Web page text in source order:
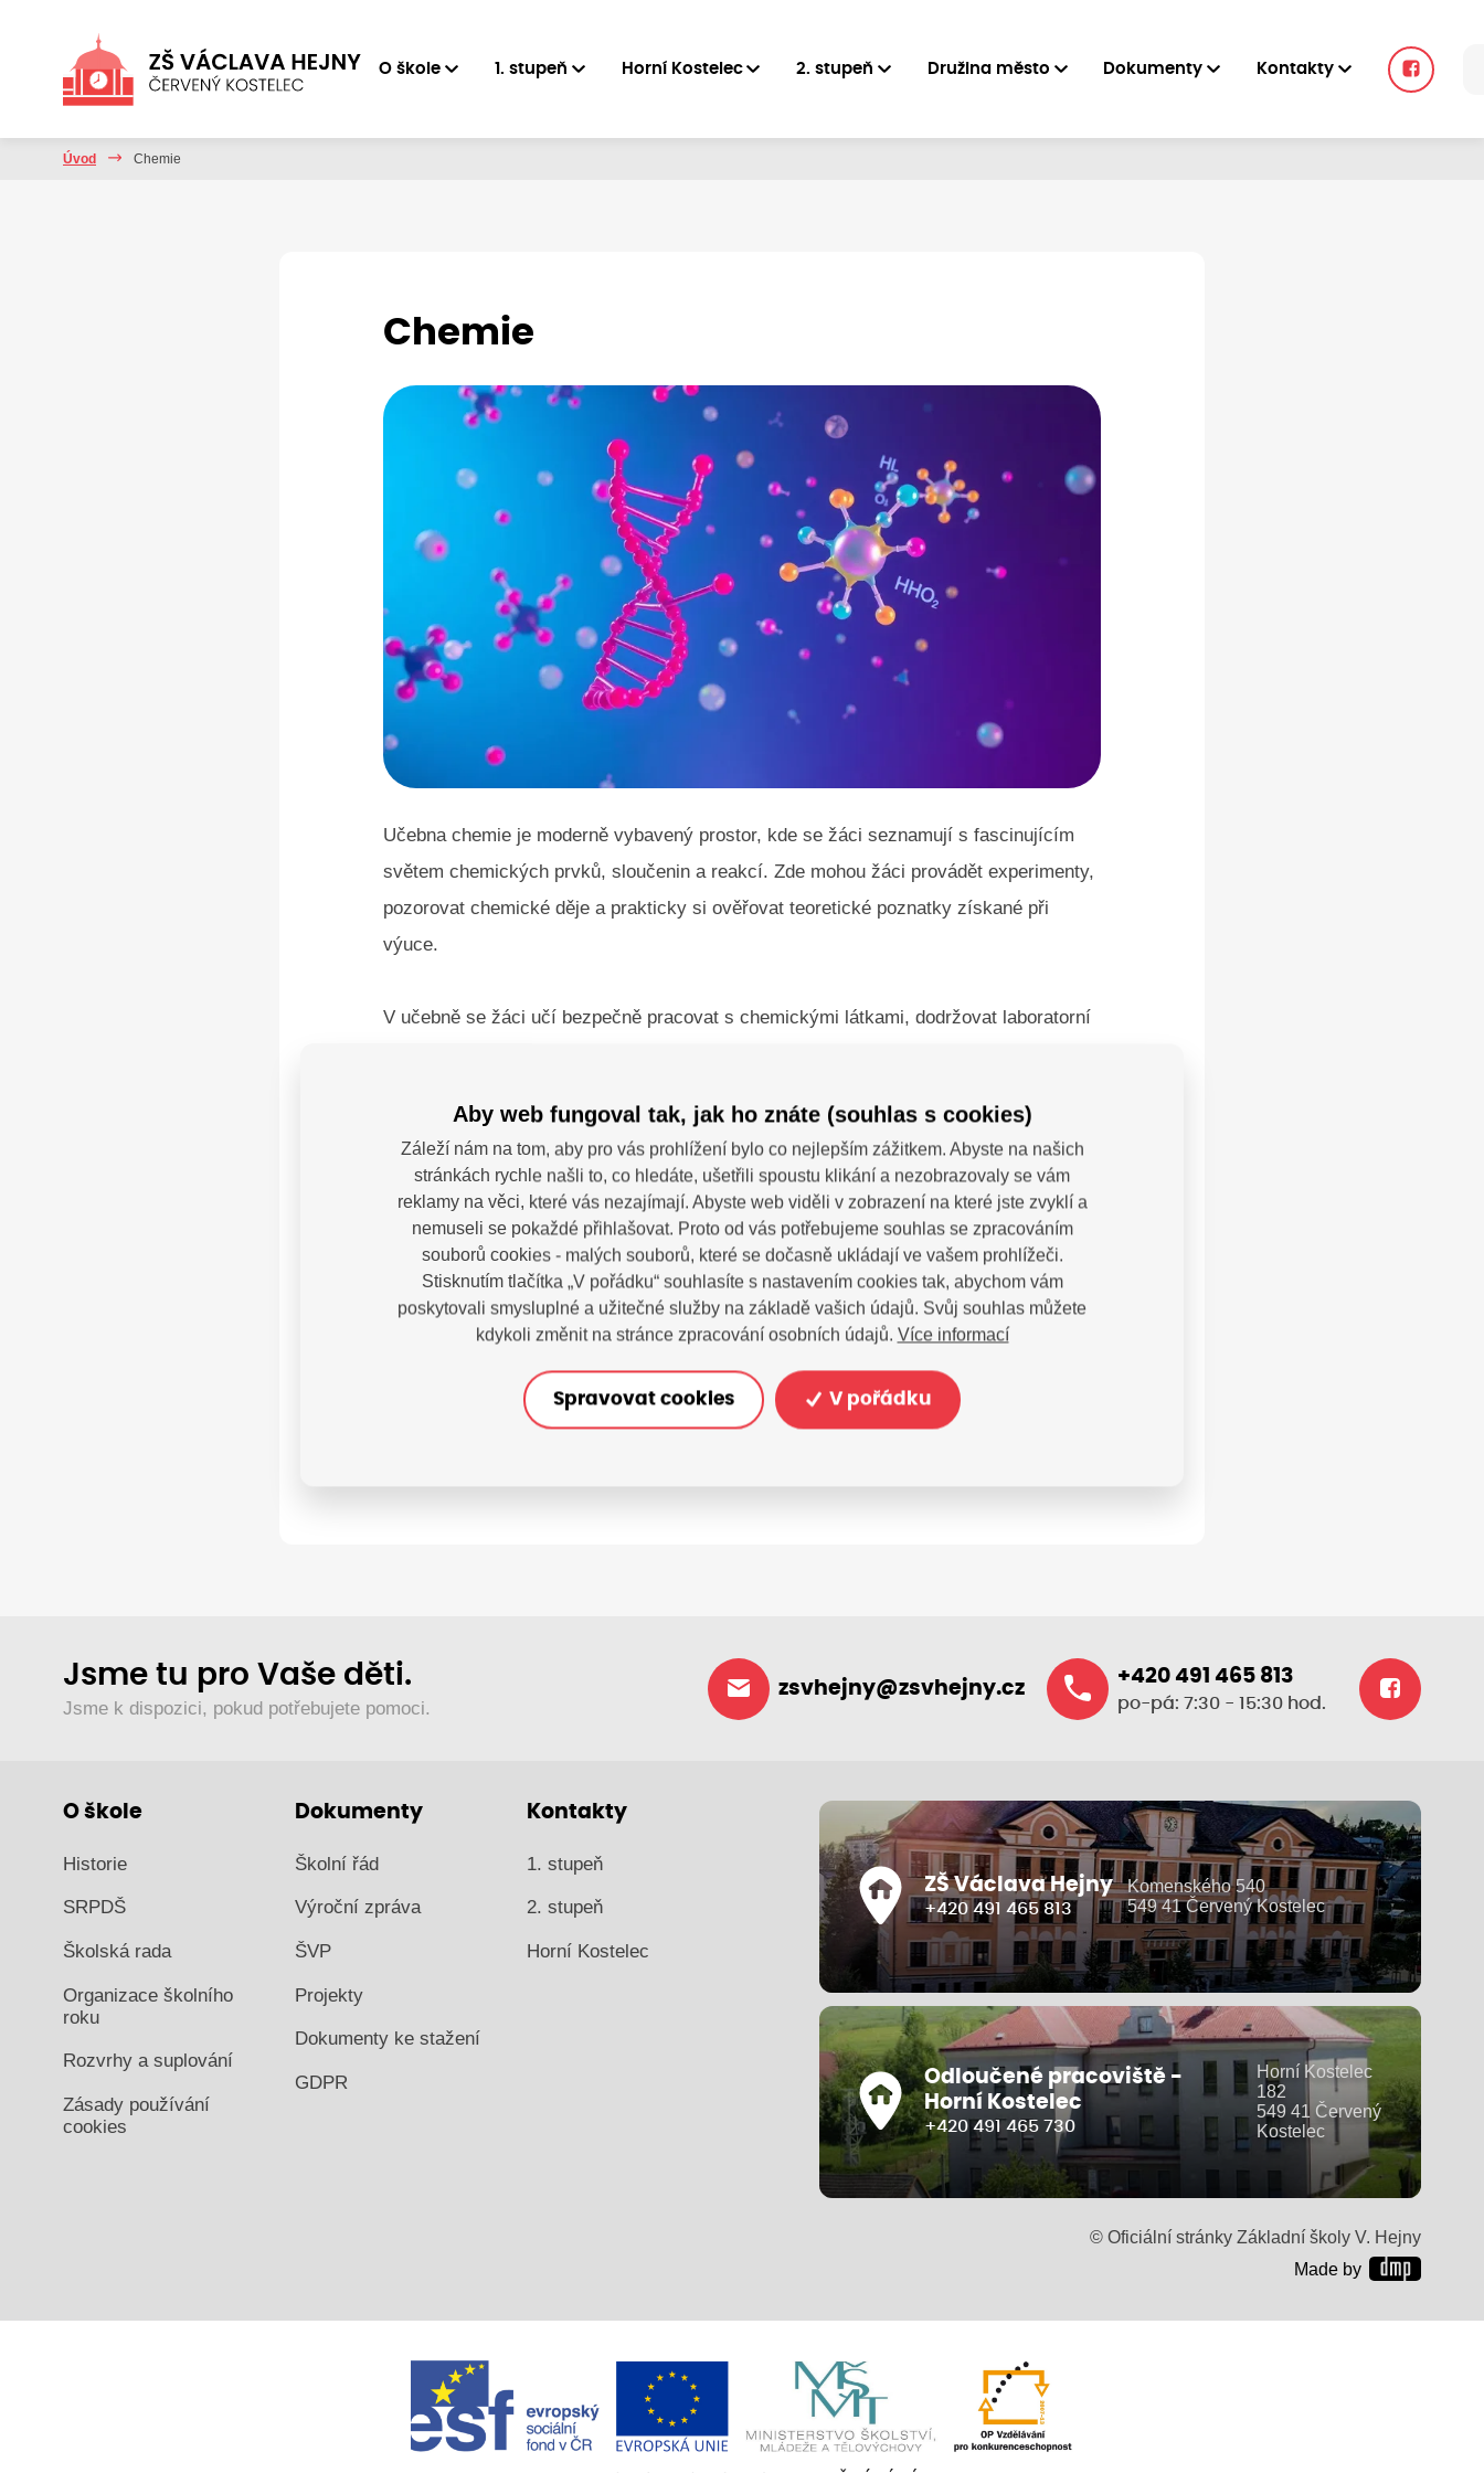
O škole 1. stupeň Horní Kostelec 2. stupeň Družina město Dokumenty Kontakty
Úvod Chemie
Chemie
Učebna chemie je moderně vybavený prostor, kde se žáci seznamují s fascinujícím
světem chemických prvků, sloučenin a reakcí. Zde mohou žáci provádět experimenty,
pozorovat chemické děje a prakticky si ověřovat teoretické poznatky získané při
výuce.
V učebně se žáci učí bezpečně pracovat s chemickými látkami, dodržovat laboratorní
a jak různé látky na sebe vzájemně reagují.
Moderní vybavení učebny podporuje aktivní poznávání a experimentování, díky čemuž
se z chemie nestává jen memorování vzorců, ale živá věda plná překvapivých objevů.
Věříme, že tam, kde věda potkává zvědavost, se tvoří opravdové zázraky.
Máte dotazy? SDÍLEJTE:
Jsme tu pro Vaše děti.
Jsme k dispozici, pokud potřebujete pomoci.
zsvhejny@zsvhejny.cz
+420 491 465 813
po-pá: 7:30 - 15:30 hod.
O škole
Historie
SRPDŠ
Školská rada
Organizace školního
roku
Rozvrhy a suplování
Zásady používání
cookies
Dokumenty
Školní řád
Výroční zpráva
ŠVP
Projekty
Dokumenty ke stažení
GDPR
Kontakty
1. stupeň
2. stupeň
Horní Kostelec
ZŠ Václava Hejny
+420 491 465 813
Komenského 540
549 41 Červený Kostelec
Odloučené pracoviště -
Horní Kostelec
+420 491 465 730
Horní Kostelec
182
549 41 Červený
Kostelec
© Oficiální stránky Základní školy V. Hejny
Made by
Aby web fungoval tak, jak ho znáte (souhlas s cookies)
Záleží nám na tom, aby pro vás prohlížení bylo co nejlepším zážitkem. Abyste na našich
stránkách rychle našli to, co hledáte, ušetřili spoustu klikání a nezobrazovaly se vám
reklamy na věci, které vás nezajímají. Abyste web viděli v zobrazení na které jste zvyklí a
nemuseli se pokaždé přihlašovat. Proto od vás potřebujeme souhlas se zpracováním
souborů cookies - malých souborů, které se dočasně ukládají ve vašem prohlížeči.
Stisknutím tlačítka „V pořádku“ souhlasíte s nastavením cookies tak, abychom vám
poskytovali smysluplné a užitečné služby na základě vašich údajů. Svůj souhlas můžete
kdykoli změnit na stránce zpracování osobních údajů. Více informací
Spravovat cookies V pořádku